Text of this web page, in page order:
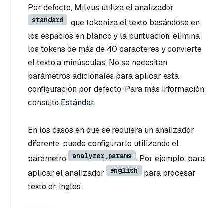
Por defecto, Milvus utiliza el analizador
standard , que tokeniza el texto basándose en
los espacios en blanco y la puntuación, elimina
los tokens de más de 40 caracteres y convierte
el texto a minúsculas. No se necesitan
parámetros adicionales para aplicar esta
configuración por defecto. Para más información,
consulte Estándar.
En los casos en que se requiera un analizador
diferente, puede configurarlo utilizando el
parámetro
analyzer_params . Por ejemplo, para
aplicar el analizador
english
para procesar
texto en inglés: